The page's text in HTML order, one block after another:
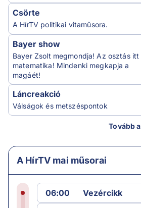
Csörte
A HírTV politikai vitaműsora.
Bayer show
Bayer Zsolt megmondja! Az osztás itt
matematika! Mindenki megkapja a
magáét!
Láncreakció
Válságok és metszéspontok
Tovább
A HírTV mai műsorai
06:00
Vezércikk